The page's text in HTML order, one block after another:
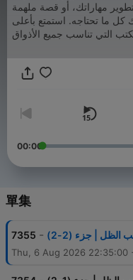
مهاراتك، أو قصة ملهمة
كل ما تحتاجه. استمتع بأعلى
التي تناسب جميع الأذواق
جديدًا من المعرفة والمتعة.
00:00
單集
7355 - الظل | جزء (2-2)
Thu, 6 Aug 2026 22:35:00